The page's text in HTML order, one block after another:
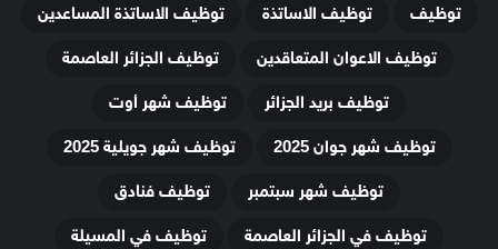
توظيف
توظيف الاساتذة
توظيف الاساتذة المساعدين
توظيف الاعوان المتعاقدين
توظيف الجزائر العاصمة
توظيف بريد الجزائر
توظيف شهر أوت
توظيف شهر جوان 2025
توظيف شهر جويلية 2025
توظيف شهر سبتمبر
توظيف فنادق
توظيف في الجزائر العاصمة
توظيف في المسيلة